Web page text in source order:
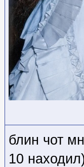
блин чот
10